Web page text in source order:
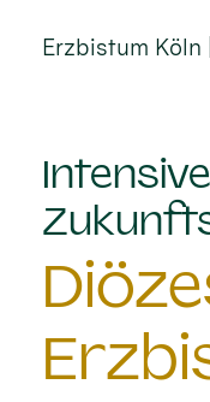
Erzbistum Köln